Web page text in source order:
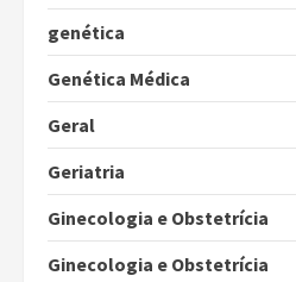
genética
Genética Médica
Geral
Geriatria
Ginecologia e Obstetrícia
Ginecologia e Obstetrícia